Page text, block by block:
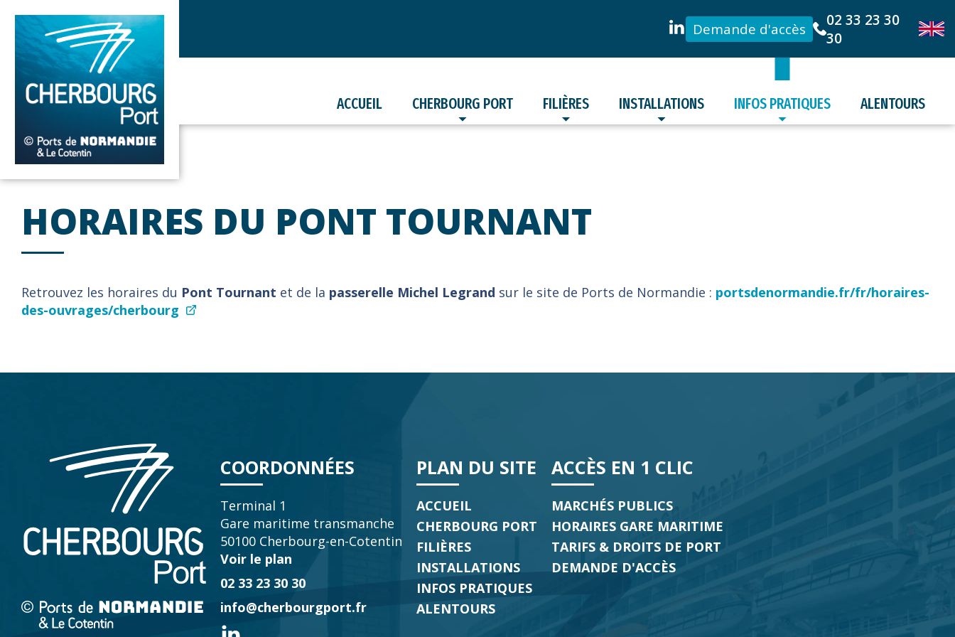
Demande d'accès
02 33 23 30
30
ACCUEIL CHERBOURG PORT FILIÈRES INSTALLATIONS INFOS PRATIQUES ALENTOURS
HORAIRES DU PONT TOURNANT
Retrouvez les horaires du Pont Tournant et de la passerelle Michel Legrand sur le site de Ports de Normandie : portsdenormandie.fr/fr/horaires-
des-ouvrages/cherbourg
COORDONNÉES
Terminal 1
Gare maritime transmanche
50100 Cherbourg-en-Cotentin
Voir le plan
02 33 23 30 30
info@cherbourgport.fr
PLAN DU SITE
ACCUEIL
CHERBOURG PORT
FILIÈRES
INSTALLATIONS
INFOS PRATIQUES
ALENTOURS
ACCÈS EN 1 CLIC
MARCHÉS PUBLICS
HORAIRES GARE MARITIME
TARIFS & DROITS DE PORT
DEMANDE D'ACCÈS